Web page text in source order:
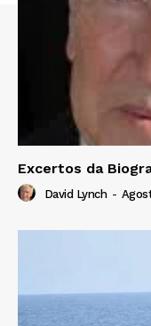
Excertos da
David Lynch -